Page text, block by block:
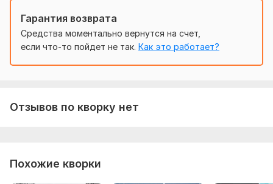
Объем услуги в кворке:
Гарантия возврата
Средства моментально вернутся на счет,
если что-то пойдет не так. Как это работает?
Отзывов по кворку нет
Похожие кворки